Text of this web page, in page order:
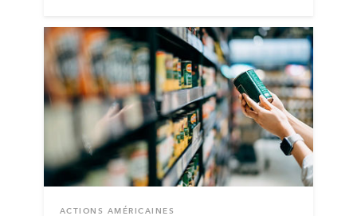
ACTIONS AMÉRICAINES